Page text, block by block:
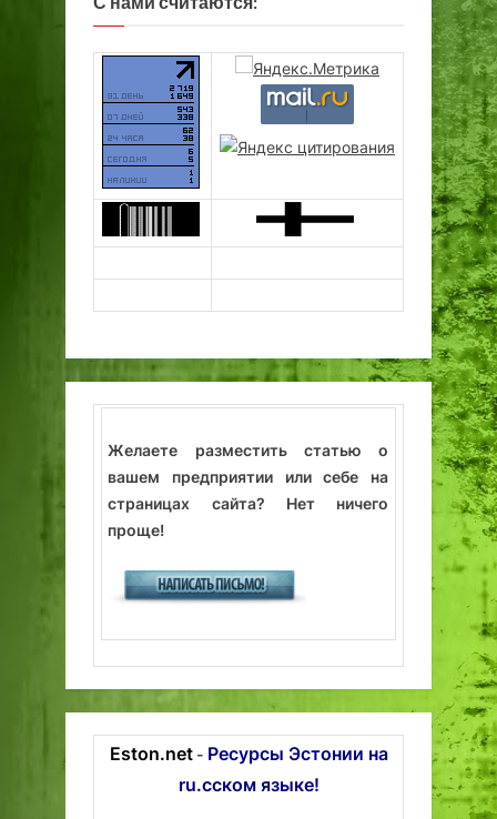
Желаете разместить статью о
вашем предприятии или себе на
страницах сайта? Нет ничего
проще!
Eston.net- Ресурсы Эстонии на
ru.сском языке!